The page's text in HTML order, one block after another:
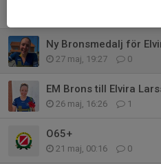
27 maj, 19:27 0
26 maj, 16:26 1
O65+
21 maj, 00:16 0